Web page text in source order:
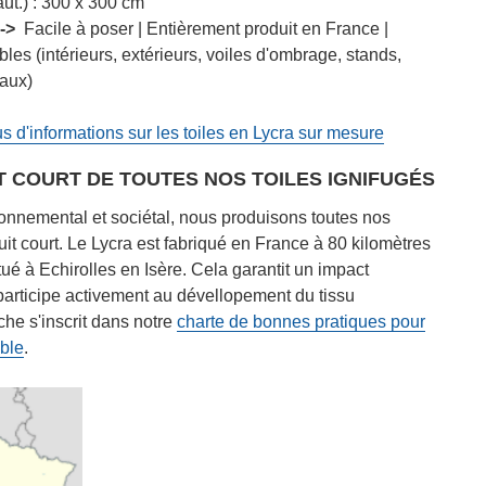
> Facile à poser | Entièrement produit en France |
(intérieurs, extérieurs, voiles d'ombrage, stands,
d'informations sur les toiles en Lycra sur mesure
COURT DE TOUTES NOS TOILES IGNIFUGÉS
et sociétal, nous produisons toutes nos
court. Le Lycra est fabriqué en France à 80 kilomètres
à Echirolles en Isère. Cela garantit un impact
activement au dévellopement du tissu
s'inscrit dans notre charte de bonnes pratiques pour
.